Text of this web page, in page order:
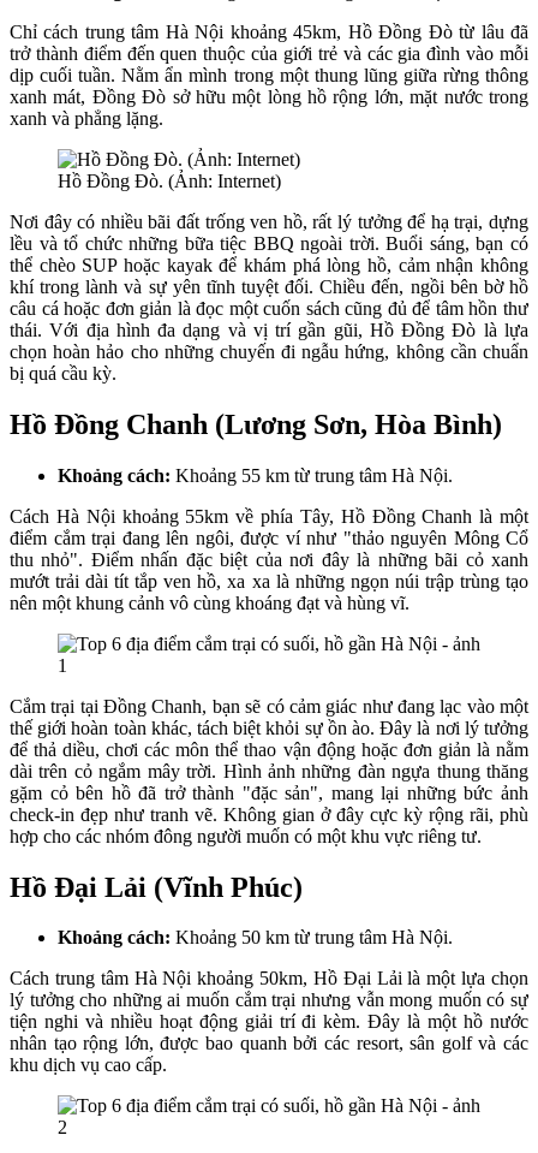
Chỉ cách trung tâm Hà Nội khoảng 45km, Hồ Đồng Đò từ lâu đã
trở thành điểm đến quen thuộc của giới trẻ và các gia đình vào mỗi
dịp cuối tuần. Nằm ẩn mình trong một thung lũng giữa rừng thông
xanh mát, Đồng Đò sở hữu một lòng hồ rộng lớn, mặt nước trong
xanh và phẳng lặng.
Hồ Đồng Đò. (Ảnh: Internet)
Nơi đây có nhiều bãi đất trống ven hồ, rất lý tưởng để hạ trại, dựng
lều và tổ chức những bữa tiệc BBQ ngoài trời. Buổi sáng, bạn có
thể chèo SUP hoặc kayak để khám phá lòng hồ, cảm nhận không
khí trong lành và sự yên tĩnh tuyệt đối. Chiều đến, ngồi bên bờ hồ
câu cá hoặc đơn giản là đọc một cuốn sách cũng đủ để tâm hồn thư
thái. Với địa hình đa dạng và vị trí gần gũi, Hồ Đồng Đò là lựa
chọn hoàn hảo cho những chuyến đi ngẫu hứng, không cần chuẩn
bị quá cầu kỳ.
Hồ Đồng Chanh (Lương Sơn, Hòa Bình)
Khoảng cách: Khoảng 55 km từ trung tâm Hà Nội.
Cách Hà Nội khoảng 55km về phía Tây, Hồ Đồng Chanh là một
điểm cắm trại đang lên ngôi, được ví như "thảo nguyên Mông Cổ
thu nhỏ". Điểm nhấn đặc biệt của nơi đây là những bãi cỏ xanh
mướt trải dài tít tắp ven hồ, xa xa là những ngọn núi trập trùng tạo
nên một khung cảnh vô cùng khoáng đạt và hùng vĩ.
Cắm trại tại Đồng Chanh, bạn sẽ có cảm giác như đang lạc vào một
thế giới hoàn toàn khác, tách biệt khỏi sự ồn ào. Đây là nơi lý tưởng
để thả diều, chơi các môn thể thao vận động hoặc đơn giản là nằm
dài trên cỏ ngắm mây trời. Hình ảnh những đàn ngựa thung thăng
gặm cỏ bên hồ đã trở thành "đặc sản", mang lại những bức ảnh
check-in đẹp như tranh vẽ. Không gian ở đây cực kỳ rộng rãi, phù
hợp cho các nhóm đông người muốn có một khu vực riêng tư.
Hồ Đại Lải (Vĩnh Phúc)
Khoảng cách: Khoảng 50 km từ trung tâm Hà Nội.
Cách trung tâm Hà Nội khoảng 50km, Hồ Đại Lải là một lựa chọn
lý tưởng cho những ai muốn cắm trại nhưng vẫn mong muốn có sự
tiện nghi và nhiều hoạt động giải trí đi kèm. Đây là một hồ nước
nhân tạo rộng lớn, được bao quanh bởi các resort, sân golf và các
khu dịch vụ cao cấp.